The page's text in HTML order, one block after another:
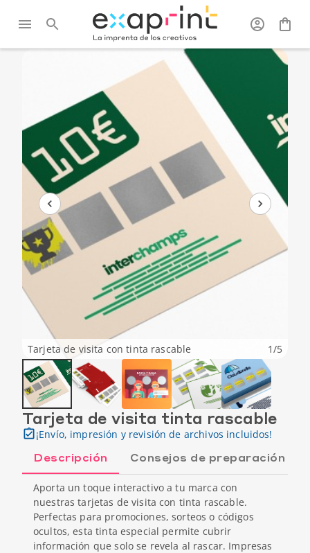
Tarjetas de
visita
Tarjeta de visita
tinta rascable
Tarjeta de visita con tinta rascable 1/5
Tarjeta de visita tinta rascable
¡Envío, impresión y revisión de archivos incluidos!
Descripción Consejos de preparación
Aporta un toque interactivo a tu marca con
nuestras tarjetas de visita con tinta rascable.
Perfectas para promociones, sorteos o códigos
ocultos, esta tinta especial permite cubrir
información que solo se revela al rascar. Impresas